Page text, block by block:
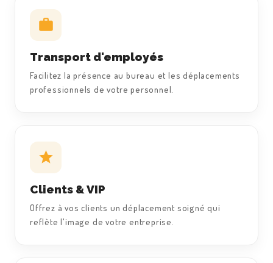
Transport d'employés
Facilitez la présence au bureau et les déplacements
professionnels de votre personnel.
Clients & VIP
Offrez à vos clients un déplacement soigné qui
reflète l'image de votre entreprise.